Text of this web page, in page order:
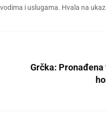
i uslugama. Hvala na
Grčka: